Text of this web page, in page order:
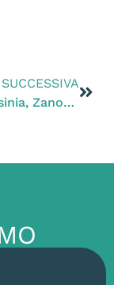
SUCCESSIVA
Parco Lessinia, Zanoni e Bigon (PD): “Su vicenda guardiaparco ancora in sospeso la nostra richiesta di convocazione dei vertici dell’ente”.